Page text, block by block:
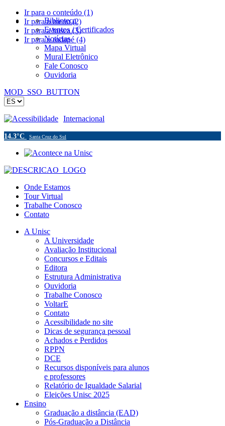
Ir para o conteúdo (1)
Ir para o menu (2)
Ir para a busca (3)
Ir para o rodapé (4)
Biblioteca
Eventos / Certificados
Notícias
Mapa Virtual
Mural Eletrônico
Fale Conosco
Ouvidoria
MOD_SSO_BUTTON
Acessibilidade Internacional
14.3°C Santa Cruz do Sul
Onde Estamos
Tour Virtual
Trabalhe Conosco
Contato
A Unisc
A Universidade
Avaliação Institucional
Concursos e Editais
Editora
Estrutura Administrativa
Ouvidoria
Trabalhe Conosco
VoltarE
Contato
Acessibilidade no site
Dicas de segurança pessoal
Achados e Perdidos
RPPN
DCE
Recursos disponíveis para alunos
e professores
Relatório de Igualdade Salarial
Eleições Unisc 2025
Ensino
Graduação a distância (EAD)
Pós-Graduação a Distância